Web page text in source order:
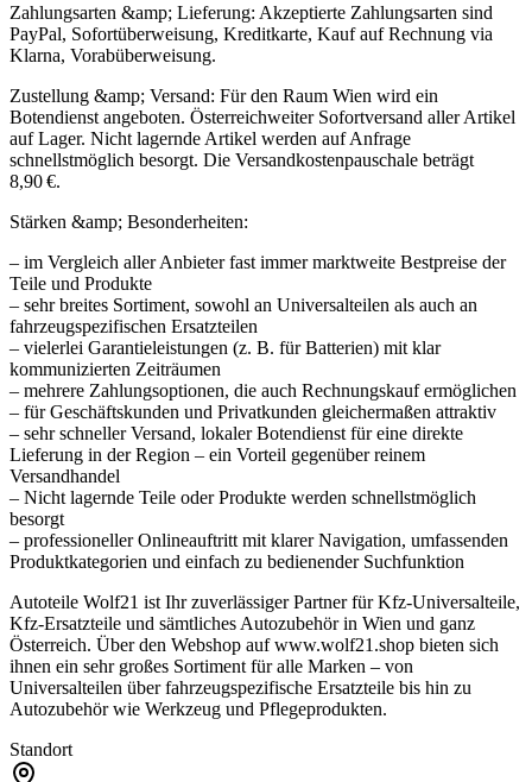
Zahlungsarten &amp; Lieferung: Akzeptierte Zahlungsarten sind
PayPal, Sofortüberweisung, Kreditkarte, Kauf auf Rechnung via
Klarna, Vorabüberweisung.
Zustellung &amp; Versand: Für den Raum Wien wird ein
Botendienst angeboten. Österreichweiter Sofortversand aller Artikel
auf Lager. Nicht lagernde Artikel werden auf Anfrage
schnellstmöglich besorgt. Die Versandkostenpauschale beträgt
8,90 €.
Stärken &amp; Besonderheiten:
– im Vergleich aller Anbieter fast immer marktweite Bestpreise der
Teile und Produkte
– sehr breites Sortiment, sowohl an Universalteilen als auch an
fahrzeugspezifischen Ersatzteilen
– vielerlei Garantieleistungen (z. B. für Batterien) mit klar
kommunizierten Zeiträumen
– mehrere Zahlungsoptionen, die auch Rechnungskauf ermöglichen
– für Geschäftskunden und Privatkunden gleichermaßen attraktiv
– sehr schneller Versand, lokaler Botendienst für eine direkte
Lieferung in der Region – ein Vorteil gegenüber reinem
Versandhandel
– Nicht lagernde Teile oder Produkte werden schnellstmöglich
besorgt
– professioneller Onlineauftritt mit klarer Navigation, umfassenden
Produktkategorien und einfach zu bedienender Suchfunktion
Autoteile Wolf21 ist Ihr zuverlässiger Partner für Kfz-Universalteile,
Kfz‑Ersatzteile und sämtliches Autozubehör in Wien und ganz
Österreich. Über den Webshop auf www.wolf21.shop bieten sich
ihnen ein sehr großes Sortiment für alle Marken – von
Universalteilen über fahrzeugspezifische Ersatzteile bis hin zu
Autozubehör wie Werkzeug und Pflegeprodukten.
Standort